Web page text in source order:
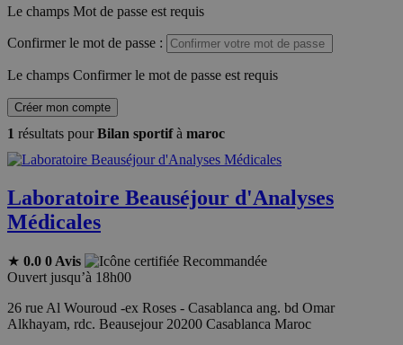
Le champs Mot de passe est requis
Confirmer le mot de passe :
Le champs Confirmer le mot de passe est requis
Créer mon compte
1 résultats pourBilan sportifà maroc
Laboratoire Beauséjour d'Analyses
Médicales
★ 0.0 0 Avis
Recommandée
Ouvert jusqu’à 18h00
26 rue Al Wouroud -ex Roses - Casablanca ang. bd Omar
Alkhayam, rdc. Beausejour 20200 Casablanca Maroc